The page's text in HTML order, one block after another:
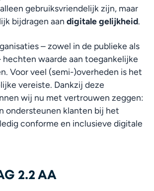
gebruiksvriendelijk zijn, maar
bijdragen aan digitale gelijkheid.
– zowel in de publieke als
waarde aan toegankelijke
Voor veel (semi-)overheden is het
vereiste. Dankzij deze
wij nu met vertrouwen zeggen:
ondersteunen klanten bij het
conforme en inclusieve digitale
2.2 AA